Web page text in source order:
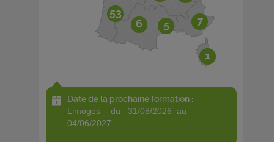
53
1
5
6 7
Date de la prochaine formation :
limoges - du 31/08/2026 au
04/06/2027